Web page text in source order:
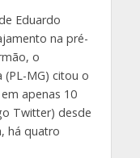
Eduardo
na pré-
o
MG) citou o
apenas 10
Twitter) desde
há quatro